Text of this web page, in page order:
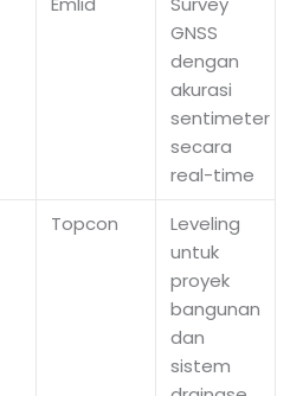
GNSS
dengan
akurasi
sentimeter
secara
real-time
Topcon
Leveling
untuk
proyek
bangunan
dan
sistem